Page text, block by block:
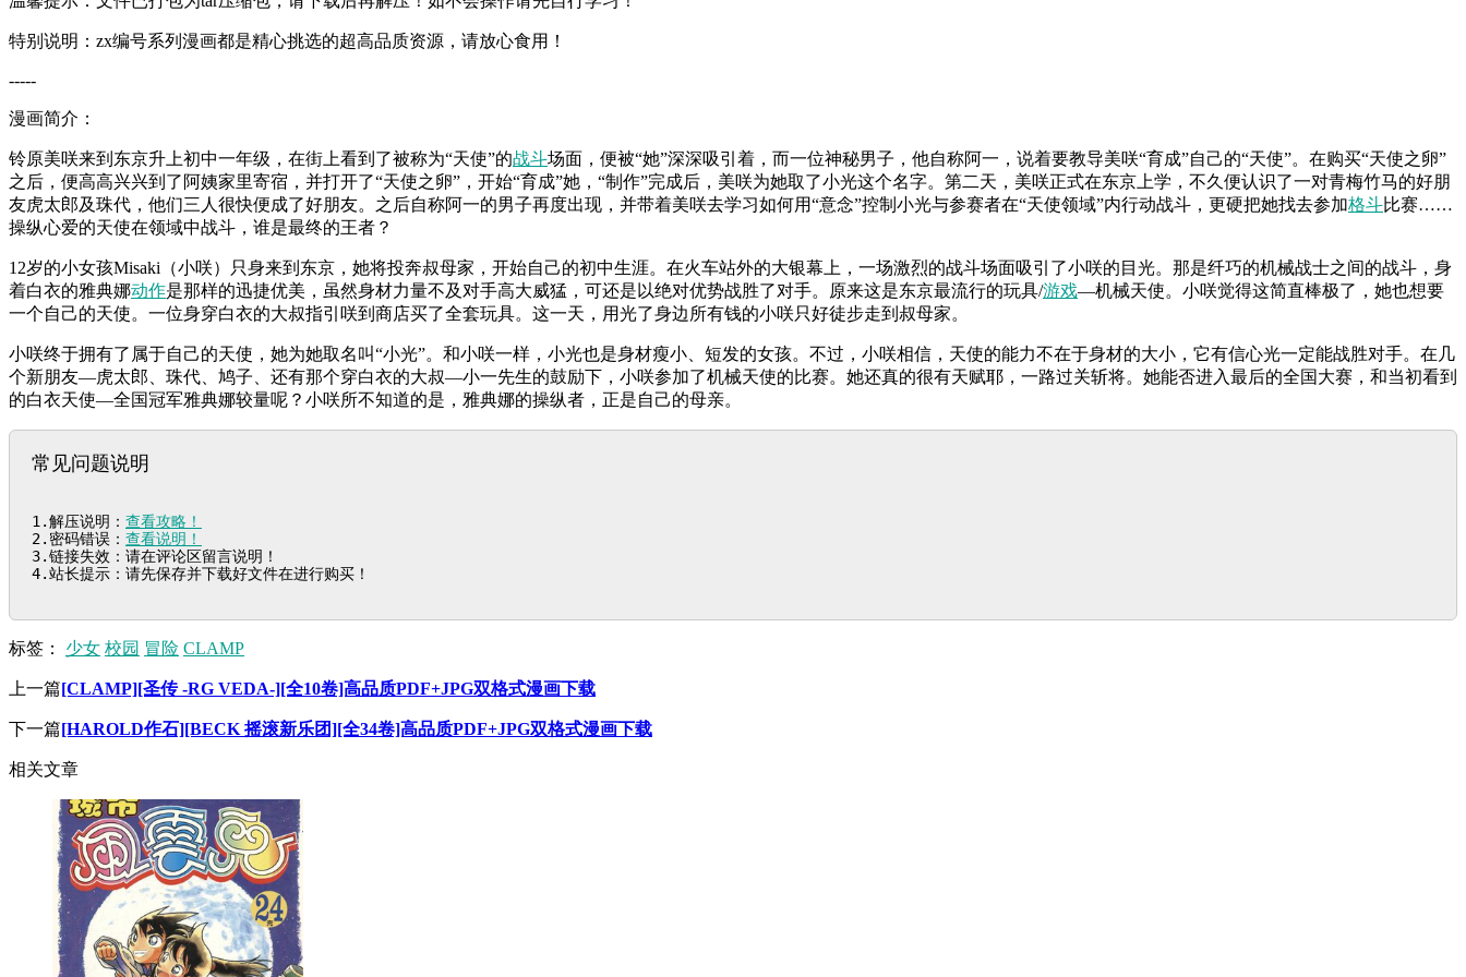
特别说明：zx编号系列漫画都是精心挑选的超高品质资源，请放心食用！
-----
漫画简介：
铃原美咲来到东京升上初中一年级，在街上看到了被称为“天使”的战斗场面，便被“她”深深吸引着，而一位神秘男子，他自称阿一，说着要教导美咲“育成”自己的“天使”。在购买“天使之卵”
之后，便高高兴兴到了阿姨家里寄宿，并打开了“天使之卵”，开始“育成”她，“制作”完成后，美咲为她取了小光这个名字。第二天，美咲正式在东京上学，不久便认识了一对青梅竹马的好朋
友虎太郎及珠代，他们三人很快便成了好朋友。之后自称阿一的男子再度出现，并带着美咲去学习如何用“意念”控制小光与参赛者在“天使领域”内行动战斗，更硬把她找去参加格斗比赛……
操纵心爱的天使在领域中战斗，谁是最终的王者？
12岁的小女孩Misaki（小咲）只身来到东京，她将投奔叔母家，开始自己的初中生涯。在火车站外的大银幕上，一场激烈的战斗场面吸引了小咲的目光。那是纤巧的机械战士之间的战斗，身
着白衣的雅典娜动作是那样的迅捷优美，虽然身材力量不及对手高大威猛，可还是以绝对优势战胜了对手。原来这是东京最流行的玩具/游戏—机械天使。小咲觉得这简直棒极了，她也想要
一个自己的天使。一位身穿白衣的大叔指引咲到商店买了全套玩具。这一天，用光了身边所有钱的小咲只好徒步走到叔母家。
小咲终于拥有了属于自己的天使，她为她取名叫“小光”。和小咲一样，小光也是身材瘦小、短发的女孩。不过，小咲相信，天使的能力不在于身材的大小，它有信心光一定能战胜对手。在几
个新朋友—虎太郎、珠代、鸠子、还有那个穿白衣的大叔—小一先生的鼓励下，小咲参加了机械天使的比赛。她还真的很有天赋耶，一路过关斩将。她能否进入最后的全国大赛，和当初看到
的白衣天使—全国冠军雅典娜较量呢？小咲所不知道的是，雅典娜的操纵者，正是自己的母亲。
常见问题说明
1.解压说明： 查看攻略！
2.密码错误： 查看说明！
3.链接失效：请在评论区留言说明！
4.站长提示：请先保存并下载好文件在进行购买！
标签： 少女 校园 冒险 CLAMP
上一篇[CLAMP][圣传 -RG VEDA-][全10卷]高品质PDF+JPG双格式漫画下载
下一篇[HAROLD作石][BECK 摇滚新乐团][全34卷]高品质PDF+JPG双格式漫画下载
相关文章